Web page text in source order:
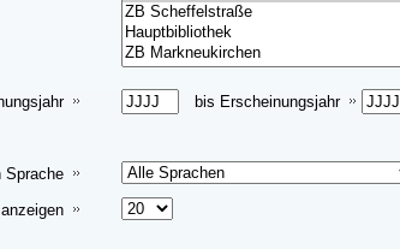
bis Erscheinungsjahr
Sprache